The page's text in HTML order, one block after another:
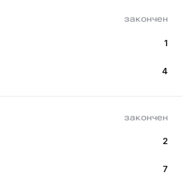
закончен
1
4
закончен
2
7